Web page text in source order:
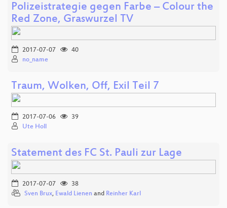
Polizeistrategie gegen Farbe – Colour the
Red Zone, Graswurzel TV
2017-07-07
40
no_name
Traum, Wolken, Off, Exil Teil 7
2017-07-06
39
Ute Holl
Statement des FC St. Pauli zur Lage
2017-07-07
38
Sven Brux, Ewald Lienen and Reinher Karl